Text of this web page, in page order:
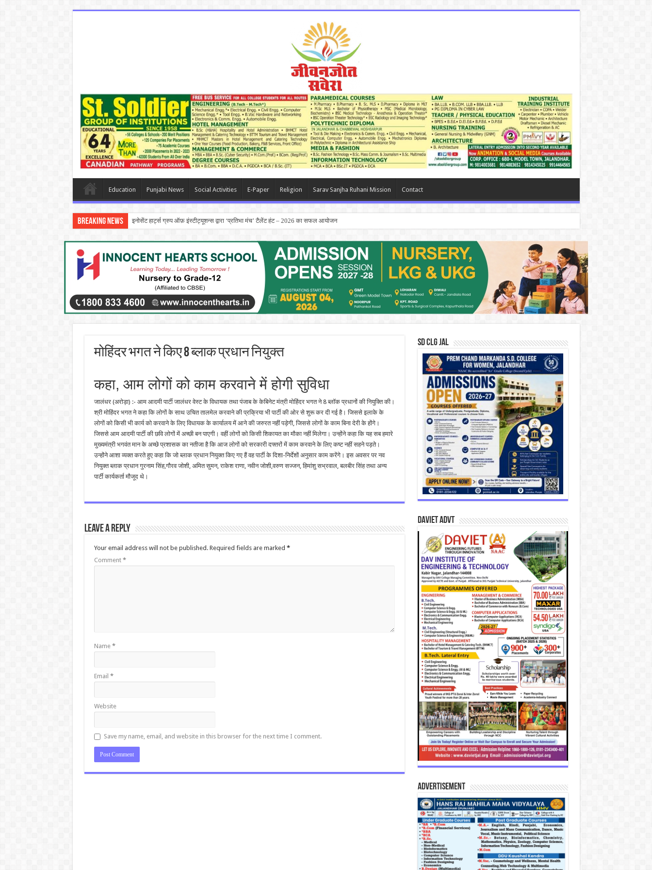
Education Punjabi News Social Activities E-Paper Religion Sarav Sanjha Ruhani Mission Contact
Breaking News इनोसेंट हार्ट्स ग्रुप ऑफ़ इंस्टीट्यूशन्स द्वारा ‘प्रतिभा मंच’ टैलेंट हंट – 2026 का सफल आयोजन
मोहिंदर भगत ने किए 8 ब्लाक प्रधान नियुक्त
कहा, आम लोगों को काम करवाने में होगी सुविधा
जालंधर (अरोड़ा) :- आम आदमी पार्टी जालंधर वेस्ट के विधायक तथा पंजाब के केबिनेट मंत्री मोहिंदर भगत ने 8 ब्लॉक प्रधानों की नियुक्ति की।
श्री मोहिंदर भगत ने कहा कि लोगों के साथ उचित तालमेल करवाने की प्रक्रिया भी पार्टी की ओर से शुरू कर दी गई है। जिससे इलाके के
लोगों को किसी भी कार्य को करवाने के लिए विधायक के कार्यालय में आने की जरुरत नहीं पड़ेगी, जिससे लोगों के काम बिना देरी के होंगे।
जिससे आम आदमी पार्टी की छवि लोगों में अच्छी बन पाएगी। वहीं लोगों को किसी शिकायत का मौका नहीं मिलेगा। उन्होंने कहा कि यह सब हमारे
मुख्यमंत्री भगवंत मान के अच्छे प्रशासक का नतीजा है कि आज लोगों को सरकारी दफ्तरों में काम करवाने के लिए कष्ट नहीं सहने पड़ते।
उन्होंने आशा व्यक्त करते हुए कहा कि जो ब्लाक प्रधान नियुक्त किए गए हैं वह पार्टी के दिशा-निर्देशों अनुसार काम करेंगे। इस अवसर पर नव
नियुक्त ब्लाक प्रधान गुरनाम सिंह,गौरव जोशी, अमित सुमन, राकेश राणा, नवीन जोशी,वरुण सज्जन, हिमांशु सभ्रवाल, बलबीर सिंह तथा अन्य
पार्टी कार्यकर्ता मौजूद थे।
Leave a Reply
Your email address will not be published. Required fields are marked *
Comment *
Name *
Email *
Website
Save my name, email, and website in this browser for the next time I comment.
SD CLG JAL
DAVIET Advt
Advertisement